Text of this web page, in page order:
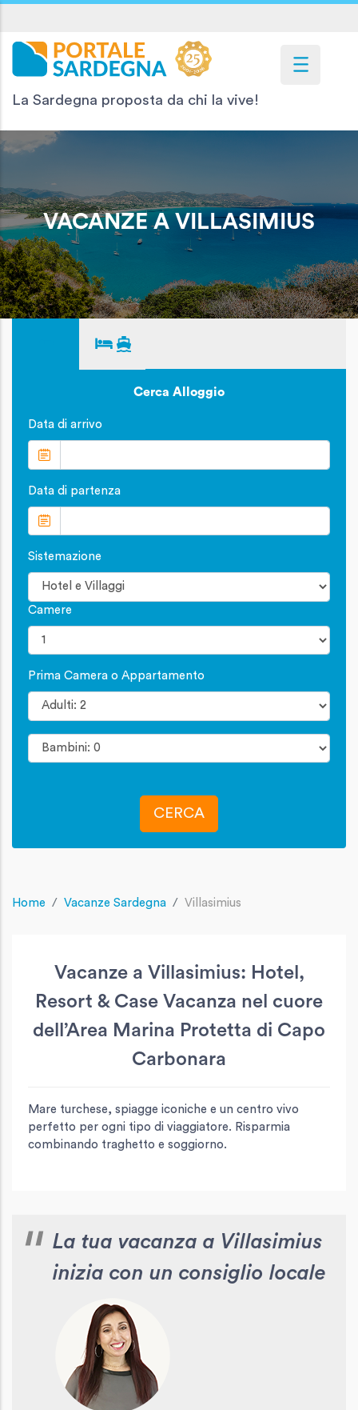
La Sardegna proposta da chi la vive!
VACANZE A VILLASIMIUS
Cerca Alloggio
Data di arrivo
Data di partenza
Sistemazione
Camere
Prima Camera o Appartamento
CERCA
Home Vacanze Sardegna Villasimius
Vacanze a Villasimius: Hotel,
Resort & Case Vacanza nel cuore
dell’Area Marina Protetta di Capo
Carbonara
Mare turchese, spiagge iconiche e un centro vivo
perfetto per ogni tipo di viaggiatore. Risparmia
combinando traghetto e soggiorno.
La tua vacanza a Villasimius
inizia con un consiglio locale